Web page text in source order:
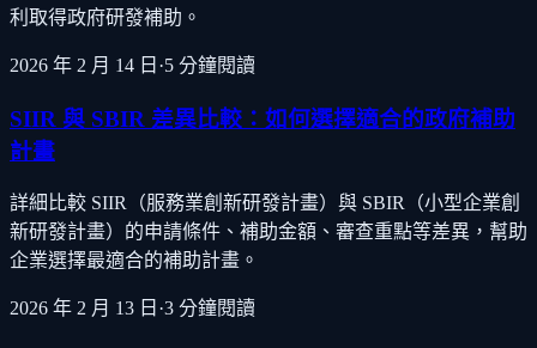
利取得政府研發補助。
2026 年 2 月 14 日 ·5 分鐘閱讀
SIIR 與 SBIR 差異比較：如何選擇適合的政府補助
計畫
詳細比較 SIIR（服務業創新研發計畫）與 SBIR（小型企業創
新研發計畫）的申請條件、補助金額、審查重點等差異，幫助
企業選擇最適合的補助計畫。
2026 年 2 月 13 日 ·3 分鐘閱讀